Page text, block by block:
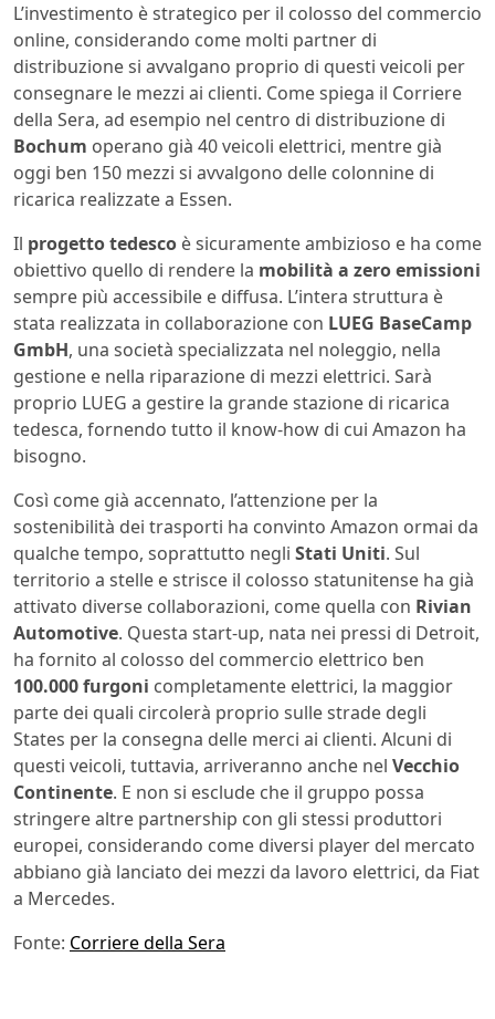
L’investimento è strategico per il colosso del commercio
online, considerando come molti partner di
distribuzione si avvalgano proprio di questi veicoli per
consegnare le mezzi ai clienti. Come spiega il Corriere
della Sera, ad esempio nel centro di distribuzione di
Bochum operano già 40 veicoli elettrici, mentre già
oggi ben 150 mezzi si avvalgono delle colonnine di
ricarica realizzate a Essen.
Il progetto tedesco è sicuramente ambizioso e ha come
obiettivo quello di rendere la mobilità a zero emissioni
sempre più accessibile e diffusa. L’intera struttura è
stata realizzata in collaborazione con LUEG BaseCamp
GmbH, una società specializzata nel noleggio, nella
gestione e nella riparazione di mezzi elettrici. Sarà
proprio LUEG a gestire la grande stazione di ricarica
tedesca, fornendo tutto il know-how di cui Amazon ha
bisogno.
Così come già accennato, l’attenzione per la
sostenibilità dei trasporti ha convinto Amazon ormai da
qualche tempo, soprattutto negli Stati Uniti. Sul
territorio a stelle e strisce il colosso statunitense ha già
attivato diverse collaborazioni, come quella con Rivian
Automotive. Questa start-up, nata nei pressi di Detroit,
ha fornito al colosso del commercio elettrico ben
100.000 furgoni completamente elettrici, la maggior
parte dei quali circolerà proprio sulle strade degli
States per la consegna delle merci ai clienti. Alcuni di
questi veicoli, tuttavia, arriveranno anche nel Vecchio
Continente. E non si esclude che il gruppo possa
stringere altre partnership con gli stessi produttori
europei, considerando come diversi player del mercato
abbiano già lanciato dei mezzi da lavoro elettrici, da Fiat
a Mercedes.
Fonte: Corriere della Sera